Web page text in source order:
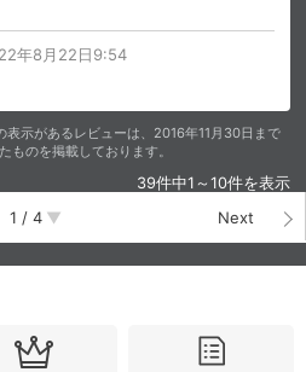
年8月22日9:54
示があるレビューは、2016年11月30日まで
ものを掲載しております。
39件中1～10件を表示
1 / 4 Next